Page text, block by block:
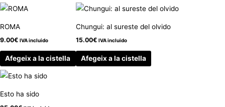
ROMA
9.00€ IVA incluido
Afegeix a la cistella
Chungui: al sureste del olvido
15.00€ IVA incluido
Afegeix a la cistella
Esto ha sido